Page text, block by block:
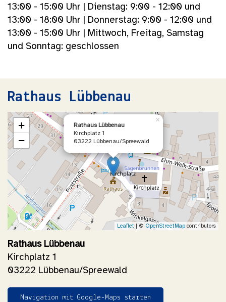
13:00 - 15:00 Uhr | Dienstag: 9:00 - 12:00 und
13:00 - 18:00 Uhr | Donnerstag: 9:00 - 12:00 und
13:00 - 15:00 Uhr | Mittwoch, Freitag, Samstag
und Sonntag: geschlossen
Rathaus Lübbenau
Rathaus Lübbenau
Kirchplatz 1
03222 Lübbenau/Spreewald
×
+
−
Leaflet| © OpenStreetMap contributors
Rathaus Lübbenau
Kirchplatz 1
03222 Lübbenau/Spreewald
Navigation mit Google-Maps starten